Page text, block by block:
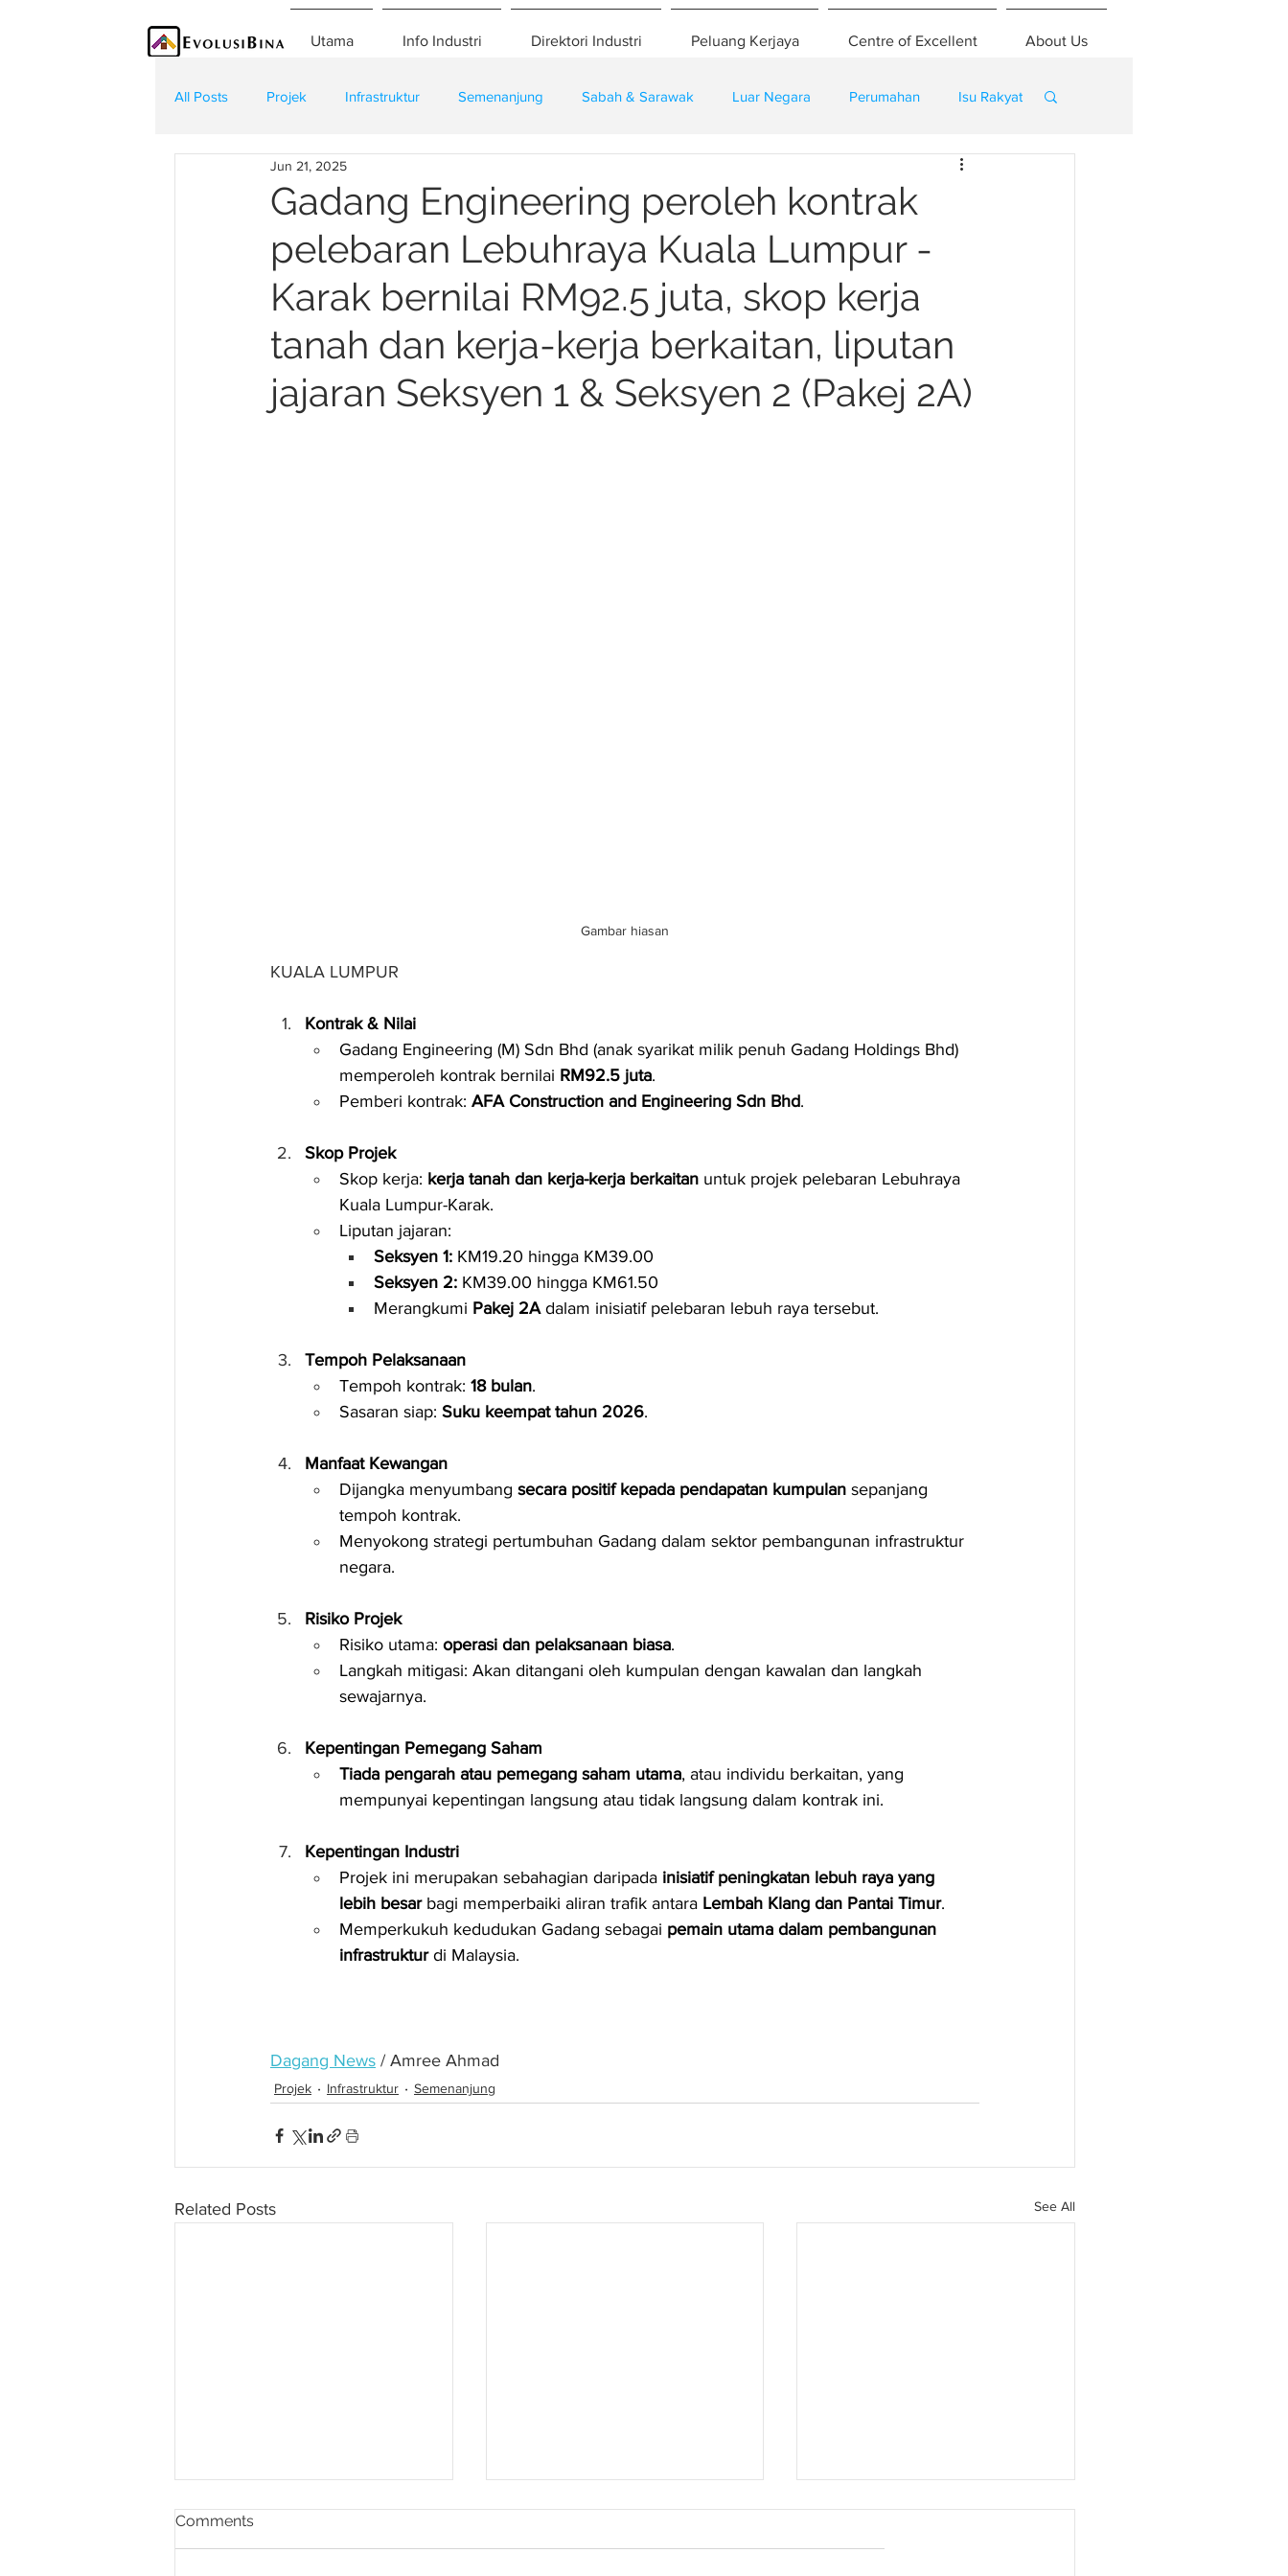
Utama Info Industri Direktori Industri Peluang Kerjaya Centre of Excellent About Us
All Posts Projek Infrastruktur Semenanjung Sabah & Sarawak Luar Negara Perumahan Isu Rakyat
Teknologi Kontraktor
Gadang Engineering peroleh kontrak
pelebaran Lebuhraya Kuala Lumpur -
Karak bernilai RM92.5 juta, skop kerja
tanah dan kerja-kerja berkaitan, liputan
jajaran Seksyen 1 & Seksyen 2 (Pakej 2A)
Jun 21, 2025
Gambar hiasan
KUALA LUMPUR
Kontrak & Nilai
Gadang Engineering (M) Sdn Bhd (anak syarikat milik penuh Gadang Holdings Bhd)
memperoleh kontrak bernilai RM92.5 juta.
Pemberi kontrak: AFA Construction and Engineering Sdn Bhd.
Skop Projek
Skop kerja: kerja tanah dan kerja-kerja berkaitan untuk projek pelebaran Lebuhraya
Kuala Lumpur-Karak.
Liputan jajaran:
Seksyen 1: KM19.20 hingga KM39.00
Seksyen 2: KM39.00 hingga KM61.50
Merangkumi Pakej 2A dalam inisiatif pelebaran lebuh raya tersebut.
Tempoh Pelaksanaan
Tempoh kontrak: 18 bulan.
Sasaran siap: Suku keempat tahun 2026.
Manfaat Kewangan
Dijangka menyumbang secara positif kepada pendapatan kumpulan sepanjang
tempoh kontrak.
Menyokong strategi pertumbuhan Gadang dalam sektor pembangunan infrastruktur
negara.
Risiko Projek
Risiko utama: operasi dan pelaksanaan biasa.
Langkah mitigasi: Akan ditangani oleh kumpulan dengan kawalan dan langkah
sewajarnya.
Kepentingan Pemegang Saham
Tiada pengarah atau pemegang saham utama, atau individu berkaitan, yang
mempunyai kepentingan langsung atau tidak langsung dalam kontrak ini.
Kepentingan Industri
Projek ini merupakan sebahagian daripada inisiatif peningkatan lebuh raya yang
lebih besar bagi memperbaiki aliran trafik antara Lembah Klang dan Pantai Timur.
Memperkukuh kedudukan Gadang sebagai pemain utama dalam pembangunan
infrastruktur di Malaysia.
Dagang News / Amree Ahmad
Projek Infrastruktur Semenanjung
Related Posts See All
Comments